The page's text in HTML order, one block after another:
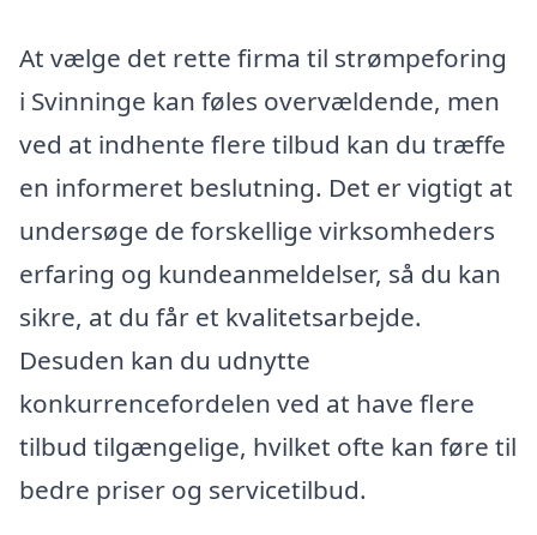
At vælge det rette firma til strømpeforing
i Svinninge kan føles overvældende, men
ved at indhente flere tilbud kan du træffe
en informeret beslutning. Det er vigtigt at
undersøge de forskellige virksomheders
erfaring og kundeanmeldelser, så du kan
sikre, at du får et kvalitetsarbejde.
Desuden kan du udnytte
konkurrencefordelen ved at have flere
tilbud tilgængelige, hvilket ofte kan føre til
bedre priser og servicetilbud.